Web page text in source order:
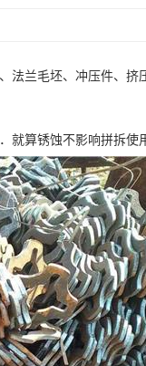
法兰毛坯、冲压件、挤
就算锈蚀不影响拼拆使